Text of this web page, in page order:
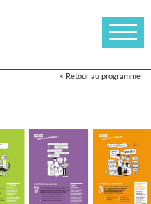
< Retour au programme